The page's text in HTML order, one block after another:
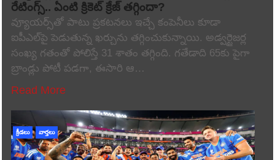
రేటింగ్స్.. ఏంటి క్రికెట్ క్రేజ్ తగ్గిందా?
వ్యూయర్స్‌తో పాటు ప్రకటనలు ఇచ్చే కంపెనీలు కూడా
ఐపీఎల్‌పై పెడుతున్న ఖర్చును తగ్గించుకున్నాయి. అడ్వర్టైజర్ల
సంఖ్య గతంతో పోలిస్తే 31 శాతం తగ్గింది. గతేడాది 65కు పైగా
బ్రాండ్లు పోటీ పడగా, ఈసారి ఆ…
Read More
క్రీడలు వార్తలు